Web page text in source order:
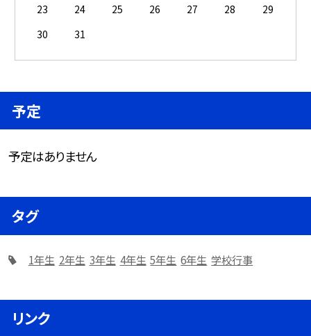
23
24 25 26 27 28
29
30
31
予定
予定はありません
タグ
1年生 2年生 3年生 4年生 5年生 6年生 学校行事
リンク